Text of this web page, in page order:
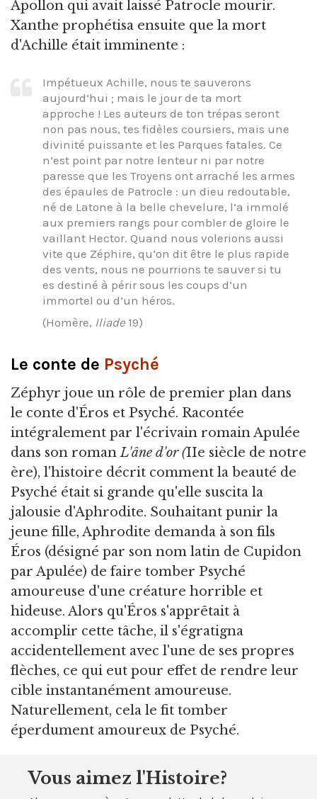
Apollon qui avait laissé Patrocle mourir.
Xanthe prophétisa ensuite que la mort
d'Achille était imminente :
Impétueux Achille, nous te sauverons
aujourd’hui ; mais le jour de ta mort
approche ! Les auteurs de ton trépas seront
non pas nous, tes fidèles coursiers, mais une
divinité puissante et les Parques fatales. Ce
n’est point par notre lenteur ni par notre
paresse que les Troyens ont arraché les armes
des épaules de Patrocle : un dieu redoutable,
né de Latone à la belle chevelure, l’a immolé
aux premiers rangs pour combler de gloire le
vaillant Hector. Quand nous volerions aussi
vite que Zéphire, qu’on dit être le plus rapide
des vents, nous ne pourrions te sauver si tu
es destiné à périr sous les coups d’un
immortel ou d’un héros.
(Homère, Iliade 19)
Le conte de Psyché
Zéphyr joue un rôle de premier plan dans
le conte d'Éros et Psyché. Racontée
intégralement par l'écrivain romain Apulée
dans son romanL'âne d'or (IIe siècle de notre
ère), l'histoire décrit comment la beauté de
Psyché était si grande qu'elle suscita la
jalousie d'Aphrodite. Souhaitant punir la
jeune fille, Aphrodite demanda à son fils
Éros (désigné par son nom latin de Cupidon
par Apulée) de faire tomber Psyché
amoureuse d'une créature horrible et
hideuse. Alors qu'Éros s'apprêtait à
accomplir cette tâche, il s'égratigna
accidentellement avec l'une de ses propres
flèches, ce qui eut pour effet de rendre leur
cible instantanément amoureuse.
Naturellement, cela le fit tomber
éperdument amoureux de Psyché.
Vous aimez l'Histoire?